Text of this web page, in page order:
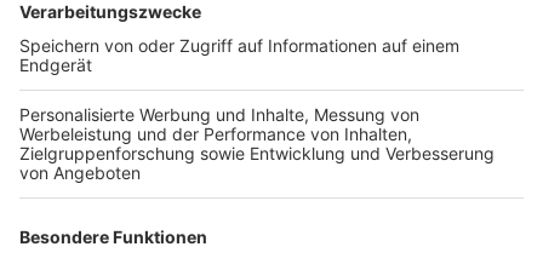
TOP-VEREINE
TOP-PARTNER